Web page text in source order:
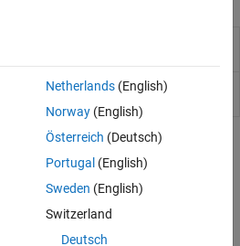
code
Undefine macros in
Options
options in Polyspace user interface,
Netherlands(English)
Norway(English)
Österreich (Deutsch)
Portugal (English)
Sweden (English)
Switzerland
Deutsch